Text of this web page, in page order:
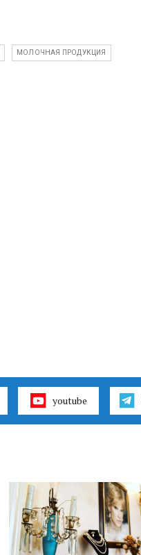
МОЛОЧНАЯ ПРОДУКЦИЯ
youtube